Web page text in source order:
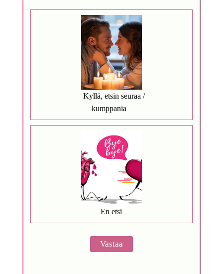
Kyllä, etsin seuraa /
kumppania
En etsi